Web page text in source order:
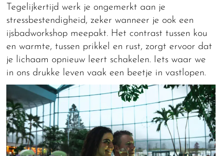
Tegelijkertijd werk je ongemerkt aan je
stressbestendigheid, zeker wanneer je ook een
ijsbadworkshop meepakt. Het contrast tussen kou
en warmte, tussen prikkel en rust, zorgt ervoor dat
je lichaam opnieuw leert schakelen. Iets waar we
in ons drukke leven vaak een beetje in vastlopen.